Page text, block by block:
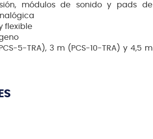
módulos de sonido y pads de
flexible
5-TRA), 3 m (PCS-10-TRA) y 4,5 m